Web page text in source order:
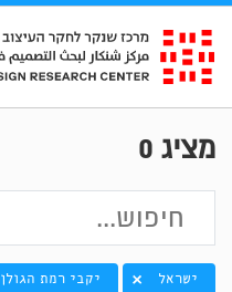
מציג 0
ישראל יקבי רמת הגולן